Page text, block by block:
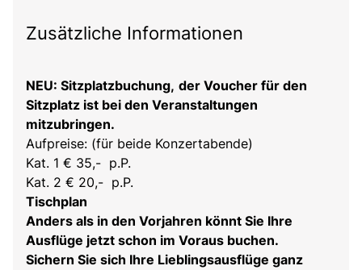
Zusätzliche Informationen
NEU: Sitzplatzbuchung, der Voucher für den
Sitzplatz ist bei den Veranstaltungen
mitzubringen.
Aufpreise: (für beide Konzertabende)
Kat. 1 € 35,- p.P.
Kat. 2 € 20,- p.P.
Tischplan
Anders als in den Vorjahren könnt Sie Ihre
Ausflüge jetzt schon im Voraus buchen.
Sichern Sie sich Ihre Lieblingsausflüge ganz